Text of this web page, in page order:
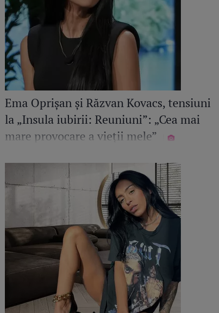
Ema Oprișan și Răzvan Kovacs, tensiuni
la „Insula iubirii: Reuniuni”: „Cea mai
mare provocare a vieții mele”